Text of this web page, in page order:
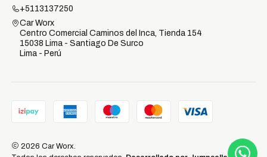
+5113137250
Car Worx
Centro Comercial Caminos del Inca, Tienda 154
15038 Lima - Santiago De Surco
Lima - Perú
2026 Car Worx.